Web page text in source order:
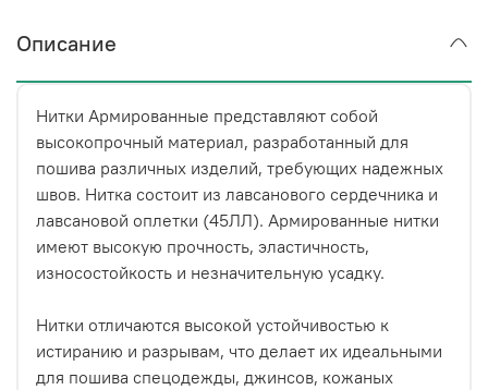
Описание
Нитки Армированные представляют собой
высокопрочный материал, разработанный для
пошива различных изделий, требующих надежных
швов. Нитка состоит из лавсанового сердечника и
лавсановой оплетки (45ЛЛ). Армированные нитки
имеют высокую прочность, эластичность,
износостойкость и незначительную усадку.
Нитки отличаются высокой устойчивостью к
истиранию и разрывам, что делает их идеальными
для пошива спецодежды, джинсов, кожаных